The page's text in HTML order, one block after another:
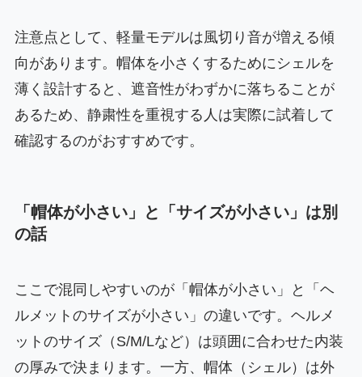
注意点として、軽量モデルは風切り音が増える傾
向があります。帽体を小さくするためにシェルを
薄く設計すると、遮音性がわずかに落ちることが
あるため、静粛性を重視する人は実際に試着して
確認するのがおすすめです。
「帽体が小さい」と「サイズが小さい」は別
の話
ここで混同しやすいのが「帽体が小さい」と「ヘ
ルメットのサイズが小さい」の違いです。ヘルメ
ットのサイズ（S/M/Lなど）は頭囲に合わせた内装
の厚みで決まります。一方、帽体（シェル）は外